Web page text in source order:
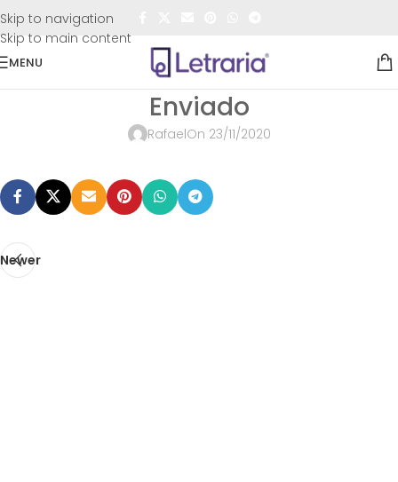
Skip to navigation
Skip to main content
FRETE GRÁTIS
MENU
Enviado
RafaelOn 23/11/2020
Newer